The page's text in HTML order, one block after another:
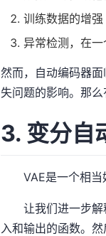
训练数据的增强
异常检测，在
然而，自动编码器
失问题的影响。那么
3. 变分自
VAE是一个相当好
让我们进一步解
入和输出的函数。